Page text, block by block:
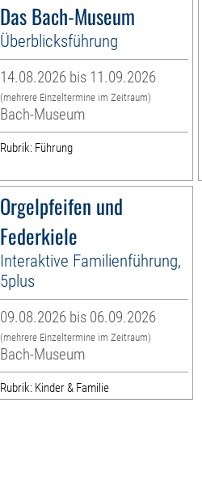
Das Bach-Museum
Überblicksführung
14.08.2026 bis 11.09.2026
(mehrere Einzeltermine im Zeitraum)
Bach-Museum
Rubrik: Führung
Orgelpfeifen und
Federkiele
Interaktive Familienführung,
5plus
09.08.2026 bis 06.09.2026
(mehrere Einzeltermine im Zeitraum)
Bach-Museum
Rubrik: Kinder & Familie